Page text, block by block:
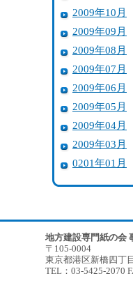
2009年10月
2009年09月
2009年08月
2009年07月
2009年06月
2009年05月
2009年04月
2009年03月
0201年01月
地方建設専門紙の会
〒105-0004
東京都港区新橋四丁
TEL：03-5425-2070